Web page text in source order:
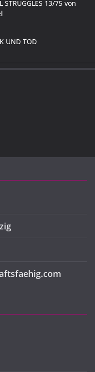
STRUGGLES 13/75 von
UND TOD